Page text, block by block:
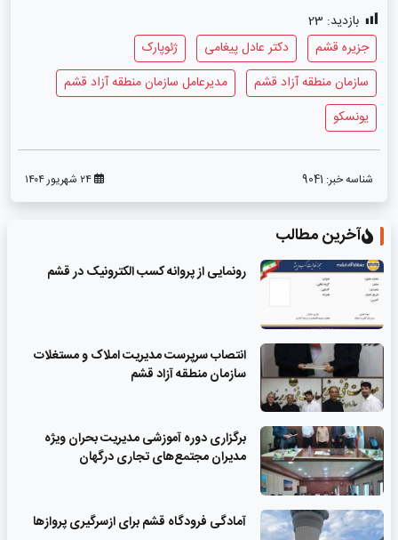
بازدید: 23
جزیره قشم
دکتر عادل پیغامی
ژئوپارک
سازمان منطقه آزاد قشم
مدیرعامل سازمان منطقه آزاد قشم
یونسکو
شناسه خبر:
آخرین مطالب
رونمایی از پروانه کسب الکترونیک در قشم
انتصاب سرپرست مدیریت املاک و مستغلات
سازمان منطقه آزاد قشم
برگزاری دوره آموزشی مدیریت بحران ویژه
مدیران مجتمع‌های تجاری درگهان
آمادگی فرودگاه قشم برای ازسرگیری پروازها